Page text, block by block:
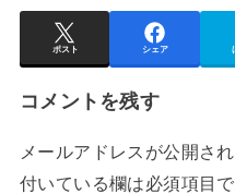
ポスト シェア
コメントを残す
メールアドレスが公開さ
付いている欄は必須項目